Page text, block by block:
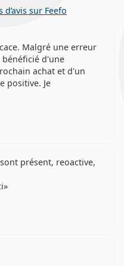
d’avis sur Feefo
Malgré une erreur
d'une
achat et d'un
positive. Je
présent, reoactive,